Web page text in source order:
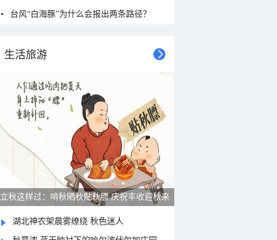
台风“白海豚”为什么会报出两条路径？
生活旅游
立秋这样过：啃秋晒秋贴秋膘 庆祝丰收迎秋来
湖北神农架晨雾缭绕 秋色迷人